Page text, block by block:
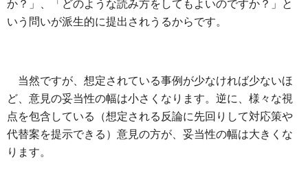
か？」、「どのような読み方をしてもよいのですか？」と
いう問いが派生的に提出されうるからです。
当然ですが、想定されている事例が少なければ少ないほ
ど、意見の妥当性の幅は小さくなります。逆に、様々な視
点を包含している（想定される反論に先回りして対応策や
代替案を提示できる）意見の方が、妥当性の幅は大きくな
ります。